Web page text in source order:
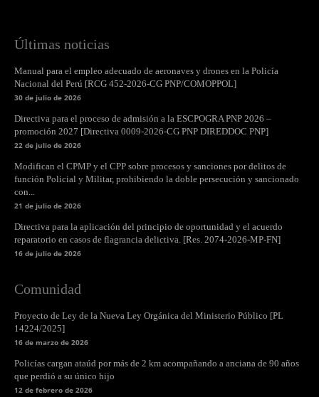
Últimas noticias
Manual para el empleo adecuado de aeronaves y drones en la Policía
Nacional del Perú [RCG 452-2026-CG PNP/COMOPPOL]
30 de julio de 2026
Directiva para el proceso de admisión a la ESCPOGRA PNP 2026 –
promoción 2027 [Directiva 0009-2026-CG PNP DIREDDOC PNP]
22 de julio de 2026
Modifican el CPMP y el CPP sobre procesos y sanciones por delitos de
función Policial y Militar, prohibiendo la doble persecución y sancionado
con...
21 de julio de 2026
Directiva para la aplicación del principio de oportunidad y el acuerdo
reparatorio en casos de flagrancia delictiva. [Res. 2074-2026-MP-FN]
16 de julio de 2026
Comunidad
Proyecto de Ley de la Nueva Ley Orgánica del Ministerio Público [PL
14224/2025]
16 de marzo de 2026
Policías cargan ataúd por más de 2 km acompañando a anciana de 90 años
que perdió a su único hijo
12 de febrero de 2026